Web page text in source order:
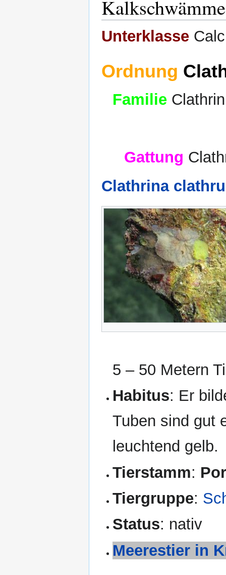
Unterklasse
Ordnung
Familie
Gattung
Clathrina
5 – 50 Metern
Habitus: Er
Tuben sind gut
leuchtend gelb.
Tierstamm:
Tiergruppe:
Status: nativ
Meerestier in